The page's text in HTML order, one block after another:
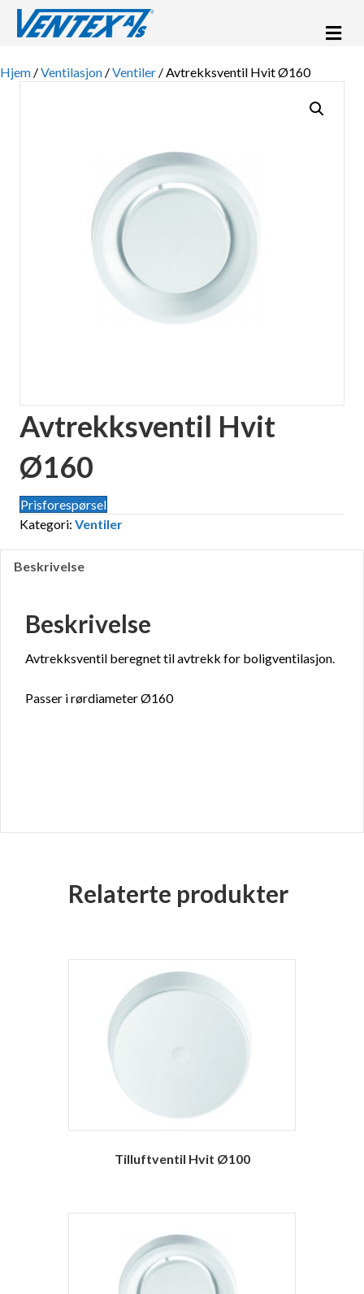
Hjem /Ventilasjon /Ventiler / Avtrekksventil Hvit Ø160
Avtrekksventil Hvit
Ø160
Prisforespørsel
Kategori: Ventiler
Beskrivelse
Beskrivelse
Avtrekksventil beregnet til avtrekk for boligventilasjon.
Passer i rørdiameter Ø160
Relaterte produkter
Tilluftventil Hvit Ø100